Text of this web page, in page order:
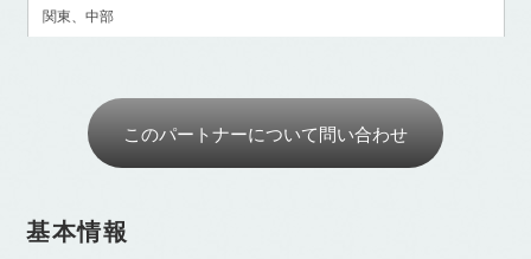
関東、中部
このパートナーについて問い合わせ
基本情報